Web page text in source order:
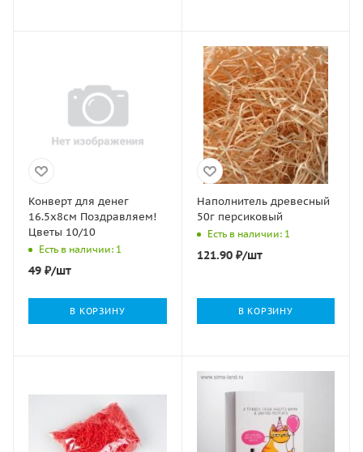
Конверт для денег
16.5x8см Поздравляем!
Цветы 10/10
Есть в наличии: 1
49 ₽/шт
В КОРЗИНУ
Наполнитель древесный
50г персиковый
Есть в наличии: 1
121.90₽/шт
В КОРЗИНУ